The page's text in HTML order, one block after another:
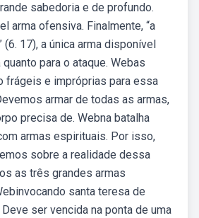
sabedoria e de profundo.
arma ofensiva. Finalmente, “a
17), a única arma disponível
para o ataque. Webas
frágeis e impróprias para essa
armar de todas as armas,
precisa de. Webna batalha
armas espirituais. Por isso,
sobre a realidade dessa
as três grandes armas
santa teresa de
ser vencida na ponta de uma